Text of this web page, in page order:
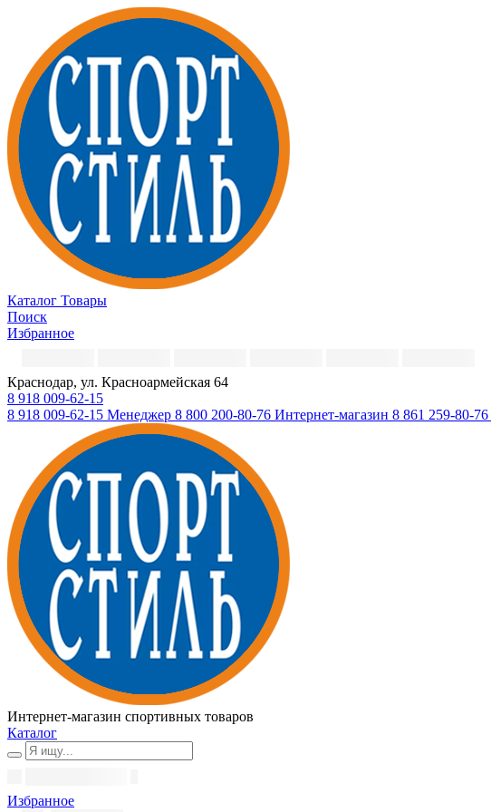
Каталог Товары
Поиск
Избранное
Краснодар, ул. Красноармейская 64
8 918 009-62-15
8 918 009-62-15 Менеджер 8 800 200-80-76 Интернет-магазин 8 861 259-80-76
Интернет-магазин спортивных товаров
Каталог
Избранное